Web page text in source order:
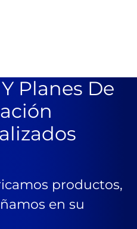
Planes De
productos,
en su